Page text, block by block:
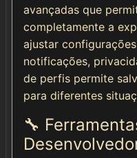
avançadas que
completamente a
ajustar
notificações,
de perfis permite
para diferentes
🔧